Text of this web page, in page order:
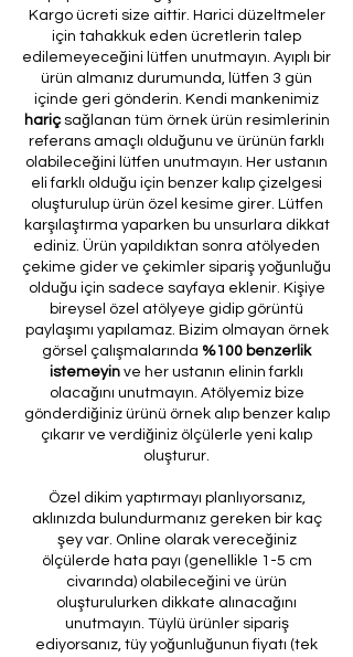
Kargo ücreti size aittir. Harici düzeltmeler
için tahakkuk eden ücretlerin talep
edilemeyeceğini lütfen unutmayın. Ayıplı bir
ürün almanız durumunda, lütfen 3 gün
içinde geri gönderin. Kendi mankenimiz
hariçsağlanan tüm örnek ürün resimlerinin
referans amaçlı olduğunu ve ürünün farklı
olabileceğini lütfen unutmayın. Her ustanın
eli farklı olduğu için benzer kalıp çizelgesi
oluşturulup ürün özel kesime girer. Lütfen
karşılaştırma yaparken bu unsurlara dikkat
ediniz. Ürün yapıldıktan sonra atölyeden
çekime gider ve çekimler sipariş yoğunluğu
olduğu için sadece sayfaya eklenir. Kişiye
bireysel özel atölyeye gidip görüntü
paylaşımı yapılamaz. Bizim olmayan örnek
görsel çalışmalarında %100 benzerlik
istemeyin ve her ustanın elinin farklı
olacağını unutmayın. Atölyemiz bize
gönderdiğiniz ürünü örnek alıp benzer kalıp
çıkarır ve verdiğiniz ölçülerle yeni kalıp
oluşturur.
Özel dikim yaptırmayı planlıyorsanız,
aklınızda bulundurmanız gereken bir kaç
şey var. Online olarak vereceğiniz
ölçülerde hata payı (genellikle 1-5 cm
civarında) olabileceğini ve ürün
oluşturulurken dikkate alınacağını
unutmayın. Tüylü ürünler sipariş
ediyorsanız, tüy yoğunluğunun fiyatı (tek